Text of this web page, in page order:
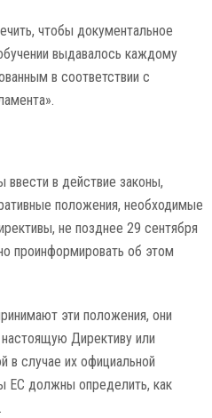
чтобы документальное
выдавалось каждому
в соответствии с
в действие законы,
положения, необходимые
не позднее 29 сентября
проинформировать об этом
эти положения, они
Директиву или
в ​​случае их официальной
ЕС должны определить, как